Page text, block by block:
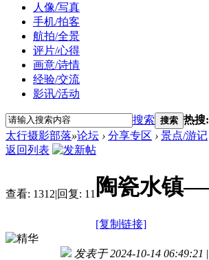
人像/写真
手机/拍客
航拍/全景
评片/心得
画意/诗情
经验/交流
影讯/活动
搜索 搜索 热搜:
太行摄影部落»论坛 › 分享专区 › 景点/游记
返回列表
查看: 1312|回复: 11 陶瓷水镇
[复制链接]
发表于 2024-10-14 06:49:21 |